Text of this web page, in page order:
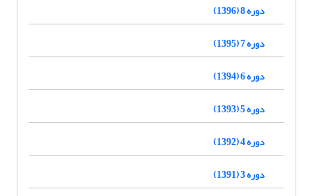
دوره 8 (1396)
دوره 7 (1395)
دوره 6 (1394)
دوره 5 (1393)
دوره 4 (1392)
دوره 3 (1391)